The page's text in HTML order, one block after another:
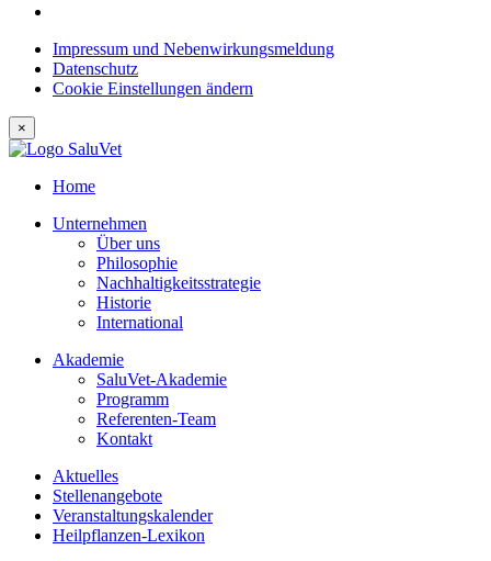
Impressum und Nebenwirkungsmeldung
Datenschutz
Cookie Einstellungen ändern
×
Home
Unternehmen
Über uns
Philosophie
Nachhaltigkeitsstrategie
Historie
International
Akademie
SaluVet-Akademie
Programm
Referenten-Team
Kontakt
Aktuelles
Stellenangebote
Veranstaltungskalender
Heilpflanzen-Lexikon